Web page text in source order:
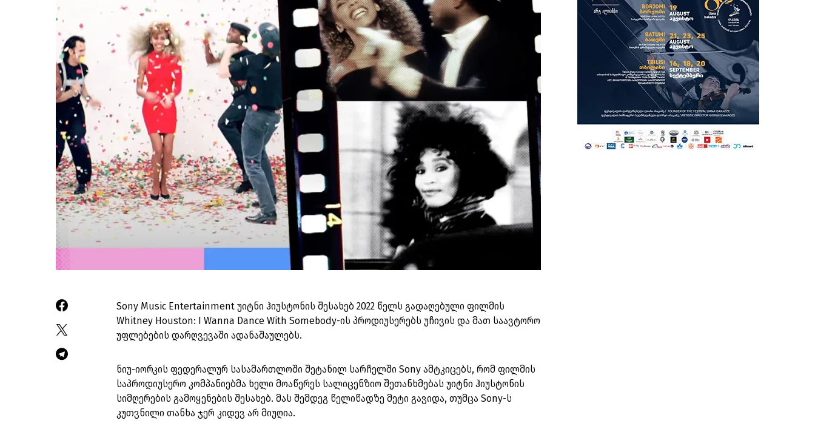
Sony Music Entertainment უიტნი ჰიუსტონის შესახებ 2022 წელს გადაღებული ფილმის
Whitney Houston: I Wanna Dance With Somebody-ის პროდიუსერებს უჩივის და მათ საავტორო
უფლებების დარღვევაში ადანაშაულებს.
ნიუ-იორკის ფედერალურ სასამართლოში შეტანილ სარჩელში Sony ამტკიცებს, რომ ფილმის
საპროდიუსერო კომპანიებმა ხელი მოაწერეს სალიცენზიო შეთანხმებას უიტნი ჰიუსტონის
სიმღერების გამოყენების შესახებ. მას შემდეგ წელიწადზე მეტი გავიდა, თუმცა Sony-ს
კუთვნილი თანხა ჯერ კიდევ არ მიუღია.